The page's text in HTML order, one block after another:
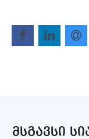
ᲛᲡᲒᲐᲕᲡᲘ